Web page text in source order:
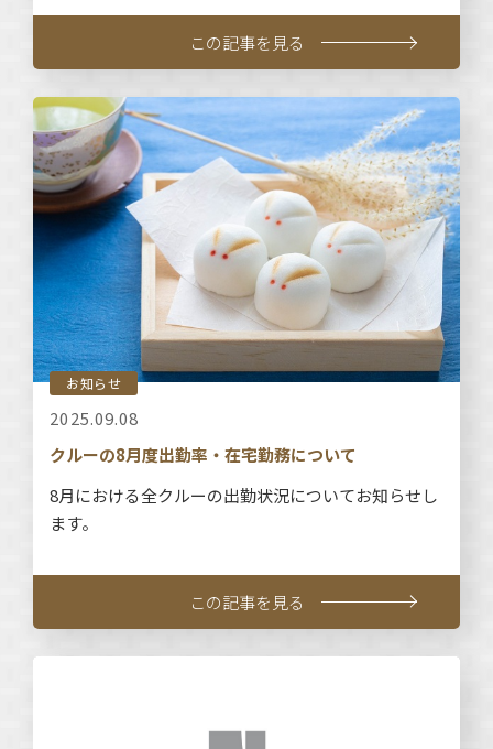
この記事を見る
お知らせ
2025.09.08
クルーの8月度出勤率・在宅勤務について
8月における全クルーの出勤状況についてお知らせし
ます。
この記事を見る